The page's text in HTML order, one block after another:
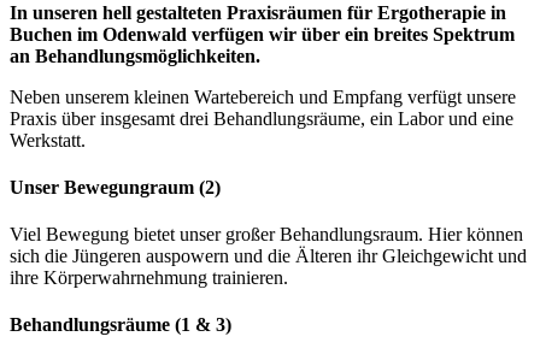
In unseren hell gestalteten Praxisräumen für Ergotherapie in
Buchen im Odenwald verfügen wir über ein breites Spektrum
an Behandlungsmöglichkeiten.
Neben unserem kleinen Wartebereich und Empfang verfügt unsere
Praxis über insgesamt drei Behandlungsräume, ein Labor und eine
Werkstatt.
Unser Bewegungraum (2)
Viel Bewegung bietet unser großer Behandlungsraum. Hier können
sich die Jüngeren auspowern und die Älteren ihr Gleichgewicht und
ihre Körperwahrnehmung trainieren.
Behandlungsräume (1 & 3)